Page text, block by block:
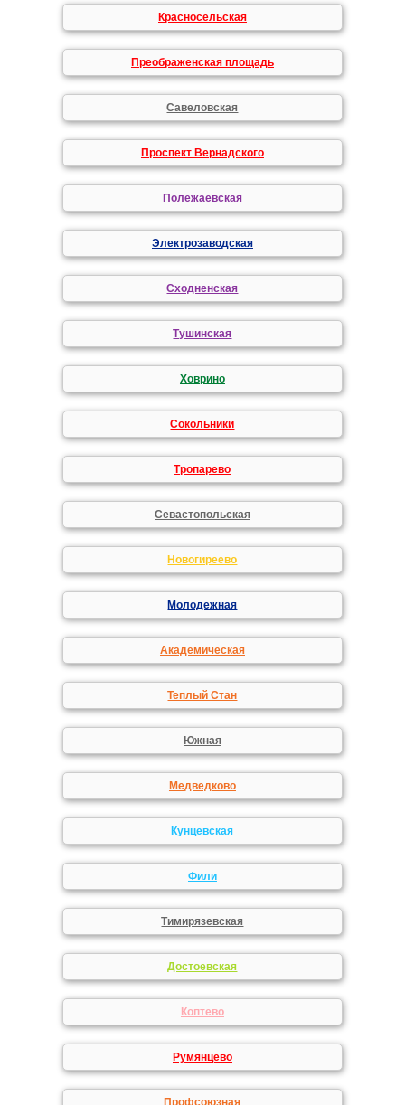
Красносельская
Преображенская площадь
Савеловская
Проспект Вернадского
Полежаевская
Электрозаводская
Сходненская
Тушинская
Ховрино
Сокольники
Тропарево
Севастопольская
Новогиреево
Молодежная
Академическая
Теплый Стан
Южная
Медведково
Кунцевская
Фили
Тимирязевская
Достоевская
Коптево
Румянцево
Профсоюзная